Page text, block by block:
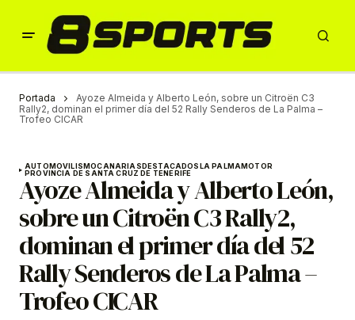
Portada
Ayoze Almeida y Alberto León, sobre un Citroën C3
Rally2, dominan el primer día del 52 Rally Senderos de La Palma –
Trofeo CICAR
AUTOMOVILISMOCANARIASDESTACADOSLA PALMAMOTOR
PROVINCIA DE SANTA CRUZ DE TENERIFE
Ayoze Almeida y Alberto León,
sobre un Citroën C3 Rally2,
dominan el primer día del 52
Rally Senderos de La Palma –
Trofeo CICAR